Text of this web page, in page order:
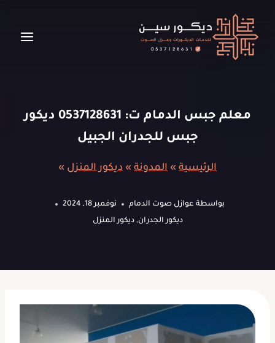
المحتوى
معلم جبس الدمام ت: 0537128631 ديكور
جبس للجدران الجبيل
الرئيسية » المدونة » ديكور المنزل »
بواسطة عوازل صوت الدمام
نوفمبر 18, 2024
ديكور الجدران,ديكور المنزل